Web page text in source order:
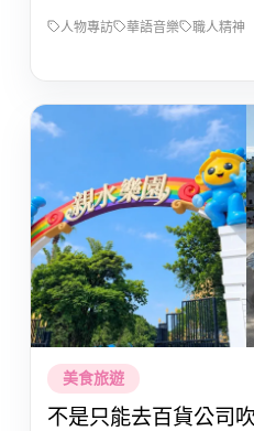
人物專訪 華語音樂 職人精神
美食旅遊
不是只能去百貨公司